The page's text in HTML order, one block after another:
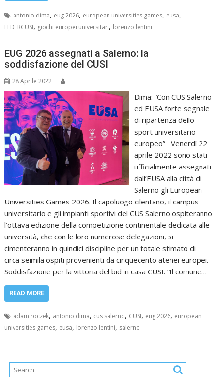
antonio dima, eug 2026, european universities games, eusa,
FEDERCUSI, giochi europei universitari, lorenzo lentini
EUG 2026 assegnati a Salerno: la
soddisfazione del CUSI
28 Aprile 2022
Dima: “Con CUS Salerno
ed EUSA forte segnale
di ripartenza dello
sport universitario
europeo” Venerdì 22
aprile 2022 sono stati
ufficialmente assegnati
dall’EUSA alla città di
Salerno gli European
Universities Games 2026. Il capoluogo cilentano, il campus
universitario e gli impianti sportivi del CUS Salerno ospiteranno
l’ottava edizione della competizione continentale dedicata alle
università, che con le loro numerose delegazioni, si
cimenteranno in quindici discipline per un totale stimato di
circa seimila ospiti provenienti da cinquecento atenei europei.
Soddisfazione per la vittoria del bid in casa CUSI: “Il comune…
READ MORE
adam roczek, antonio dima, cus salerno, CUSI, eug 2026, european
universities games, eusa, lorenzo lentini, salerno